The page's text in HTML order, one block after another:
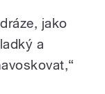
jako
a